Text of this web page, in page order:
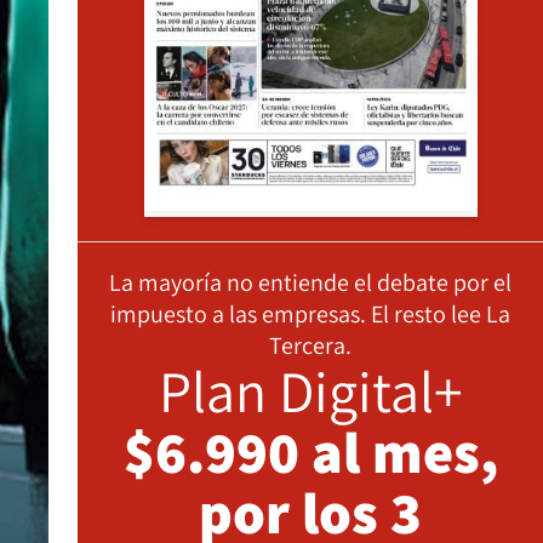
La mayoría no entiende el debate por el
impuesto a las empresas. El resto lee La
Tercera.
Plan Digital+
$6.990 al mes,
por los 3